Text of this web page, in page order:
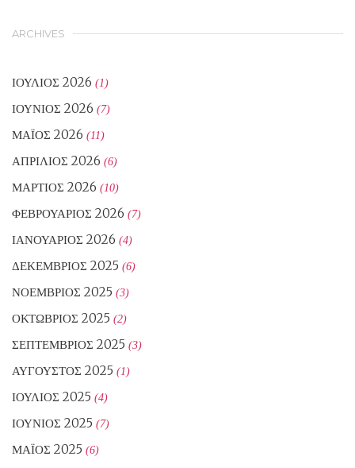
ARCHIVES
ΙΟΎΛΙΟΣ 2026 (1)
ΙΟΎΝΙΟΣ 2026 (7)
ΜΆΙΟΣ 2026 (11)
ΑΠΡΊΛΙΟΣ 2026 (6)
ΜΆΡΤΙΟΣ 2026 (10)
ΦΕΒΡΟΥΆΡΙΟΣ 2026 (7)
ΙΑΝΟΥΆΡΙΟΣ 2026 (4)
ΔΕΚΈΜΒΡΙΟΣ 2025 (6)
ΝΟΈΜΒΡΙΟΣ 2025 (3)
ΟΚΤΏΒΡΙΟΣ 2025 (2)
ΣΕΠΤΈΜΒΡΙΟΣ 2025 (3)
ΑΎΓΟΥΣΤΟΣ 2025 (1)
ΙΟΎΛΙΟΣ 2025 (4)
ΙΟΎΝΙΟΣ 2025 (7)
ΜΆΙΟΣ 2025 (6)